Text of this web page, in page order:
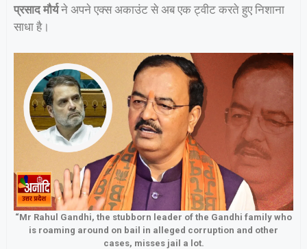
प्रसाद मौर्यने अपने एक्स अकाउंट से अब एक ट्वीट करते हुए निशाना
साधा है।
“Mr Rahul Gandhi, the stubborn leader of the Gandhi family who
is roaming around on bail in alleged corruption and other
cases, misses jail a lot.